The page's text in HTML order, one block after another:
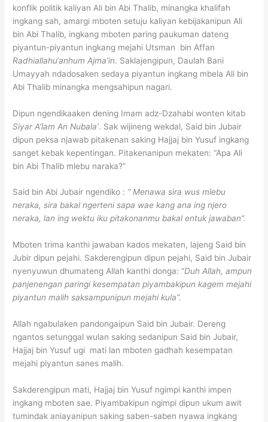
konflik politik kaliyan Ali bin Abi Thalib, minangka khalifah
ingkang sah, amargi mboten setuju kaliyan kebijakanipun Ali
bin Abi Thalib, ingkang mboten paring paukuman dateng
piyantun-piyantun ingkang mejahi Utsman bin Affan
Radhiallahu‘anhum Ajma’in. Saklajengipun, Daulah Bani
Umayyah ndadosaken sedaya piyantun ingkang mbela Ali bin
Abi Thalib minangka mengsahipun nagari.
Dipun ngendikaaken dening Imam adz-Dzahabi wonten kitab
Siyar A’lam An Nubala’. Sak wijineng wekdal, Said bin Jubair
dipun peksa njawab pitakenan saking Hajjaj bin Yusuf ingkang
sanget kebak kepentingan. Pitakenanipun mekaten: “Apa Ali
bin Abi Thalib mlebu naraka?”
Said bin Abi Jubair ngendiko : “ Menawa sira wus mlebu
neraka, sira bakal ngerteni sapa wae kang ana ing njero
neraka, lan ing wektu iku pitakonanmu bakal entuk jawaban”.
Mboten trima kanthi jawaban kados mekaten, lajeng Said bin
Jubir dipun pejahi. Sakderengipun dipun pejahi, Said bin Jubair
nyenyuwun dhumateng Allah kanthi donga: “Duh Allah, ampun
panjenengan paringi kesempatan piyambakipun kagem mejahi
piyantun malih saksampunipun mejahi kula”.
Allah ngabulaken pandongaipun Said bin Jubair. Dereng
ngantos setunggal wulan saking sedanipun Said bin Jubair,
Hajjaj bin Yusuf ugi mati lan mboten gadhah kesempatan
mejahi piyantun sanes malih.
Sakderengipun mati, Hajjaj bin Yusuf ngimpi kanthi impen
ingkang mboten sae. Piyambakipun ngimpi dipun ukum awit
tumindak aniayanipun saking saben-saben nyawa ingkang